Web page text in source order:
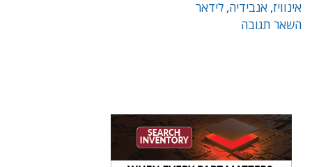
אינוויז, אנבידיה, לידאר
השאר תגובה